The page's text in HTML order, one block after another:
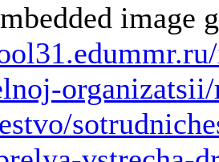
image